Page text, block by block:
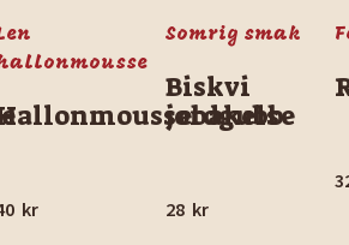
kr
Somrig smak
Biskvi
jordgubb
28 kr